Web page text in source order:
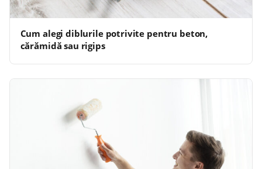
Cum alegi diblurile potrivite pentru beton,
cărămidă sau rigips